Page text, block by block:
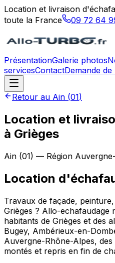
Location et livraison
toute la France
09 72 64
PrésentationGalerie photos
servicesContactDemande
Retour au Ain (01)
Location et
à Grièges
Ain (01) — Région
Location
Travaux de façade,
Grièges ? Allo-echafaudage
habitants de Grièges et des
Bugey, Ambérieux-en-
Auvergne-Rhône-Alpes,
montés et repris en fin de